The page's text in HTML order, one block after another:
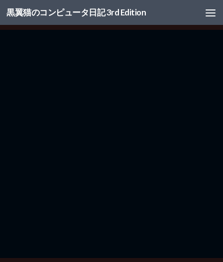
コンテンツへスキップ
黒翼猫のコンピュータ日記 3rd Edition